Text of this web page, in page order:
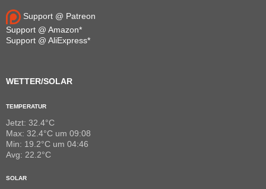
Support @ Patreon
Support @ Amazon*
Support @ AliExpress*
WETTER/SOLAR
TEMPERATUR
Jetzt: 32.4°C
Max: 32.4°C um 09:08
Min: 19.2°C um 04:46
Avg: 22.2°C
SOLAR